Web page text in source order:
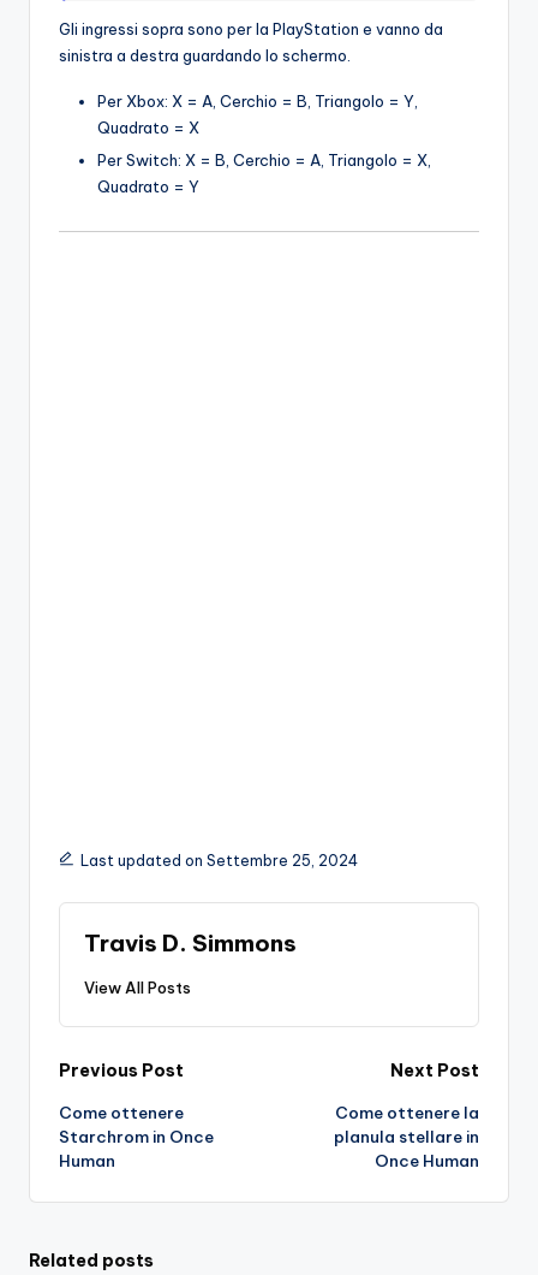
Gli ingressi sopra sono per la PlayStation e vanno da
sinistra a destra guardando lo schermo.
Per Xbox: X = A, Cerchio = B, Triangolo = Y,
Quadrato = X
Per Switch: X = B, Cerchio = A, Triangolo = X,
Quadrato = Y
Last updated on Settembre 25, 2024
Travis D. Simmons
View All Posts
Post
navigation
Previous Post
Come ottenere
Starchrom in Once
Human
Next Post
Come ottenere la
planula stellare in
Once Human
Related posts